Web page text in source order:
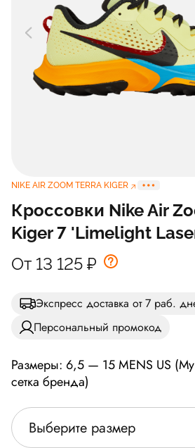
NIKE AIR ZOOM TERRA KIGER
Кроссовки Nike Air
Kiger 7 'Limelight
От 13 125 ₽
Экспресс доставка от 7 раб.
Персональный промокод
Размеры: 6,5 — 15 MENS US
сетка бренда)
Выберите размер